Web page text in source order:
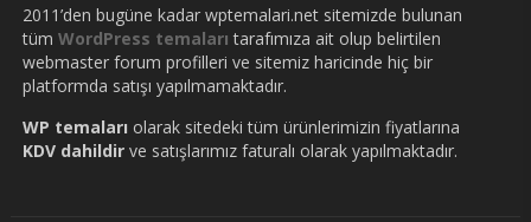
2011’den bugüne kadar wptemalari.net sitemizde bulunan
tüm WordPress temaları tarafımıza ait olup belirtilen
webmaster forum profilleri ve sitemiz haricinde hiç bir
platformda satışı yapılmamaktadır.
WP temaları olarak sitedeki tüm ürünlerimizin fiyatlarına
KDV dahildirve satışlarımız faturalı olarak yapılmaktadır.